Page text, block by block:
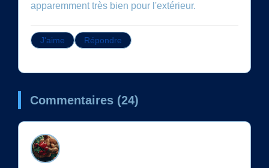
apparemment très bien pour l'extérieur.
J'aime Répondre
Commentaires (24)